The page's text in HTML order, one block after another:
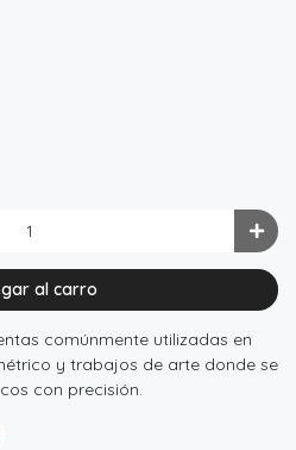
al carro
comúnmente utilizadas en
y trabajos de arte donde se
con precisión.